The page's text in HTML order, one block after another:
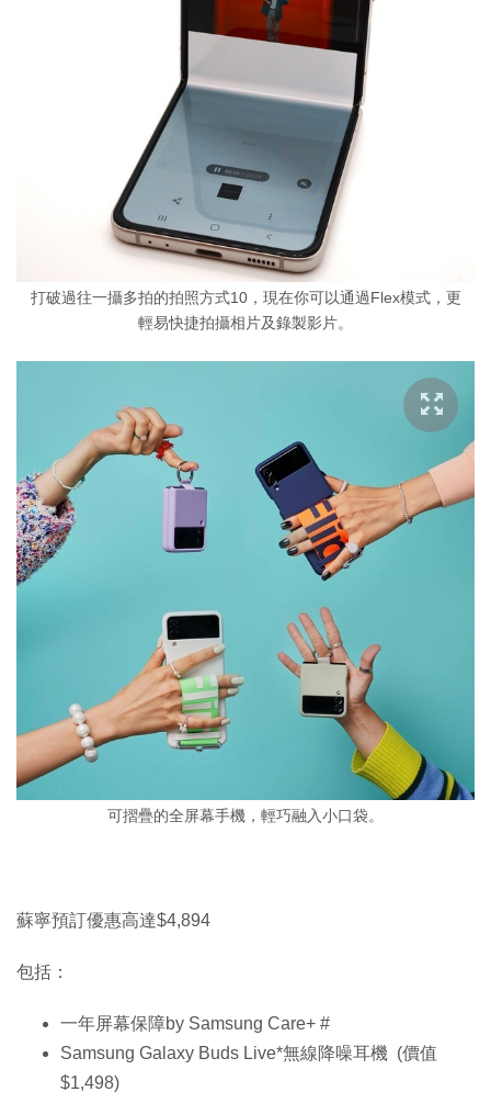
打破過往一攝多拍的拍照方式10，現在你可以通過Flex模式，更
輕易快捷拍攝相片及錄製影片。
可摺疊的全屏幕手機，輕巧融入小口袋。
蘇寧預訂優惠高達$4,894
包括：
一年屏幕保障by Samsung Care+ #
Samsung Galaxy Buds Live*無線降噪耳機 (價值
$1,498)